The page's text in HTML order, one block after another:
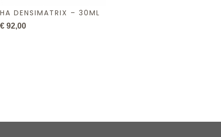
HA DENSIMATRIX – 30ML
€ 92,00